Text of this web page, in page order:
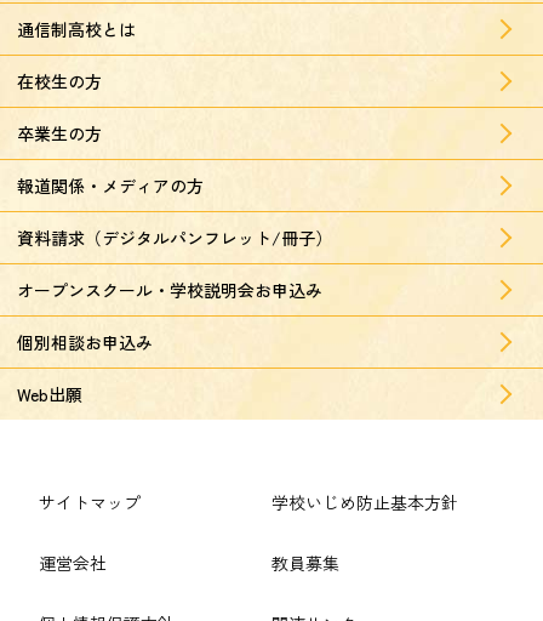
通信制高校とは
在校生の方
卒業生の方
報道関係・メディアの方
資料請求（デジタルパンフレット/冊子）
オープンスクール・学校説明会お申込み
個別相談お申込み
Web出願
サイトマップ
運営会社
学校いじめ防止基本方針
教員募集